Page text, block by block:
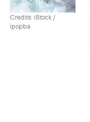
Credits: iStock /
ipopba